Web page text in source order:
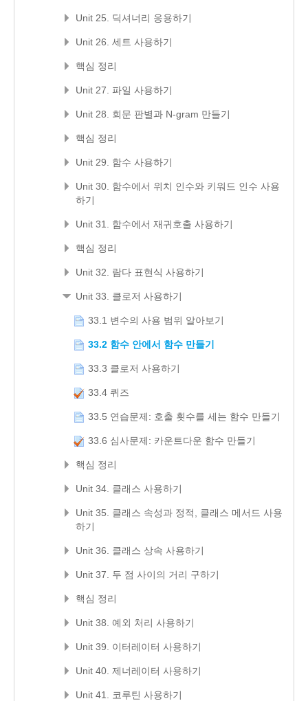
Unit 25. 딕셔너리 응용하기
Unit 26. 세트 사용하기
핵심 정리
Unit 27. 파일 사용하기
Unit 28. 회문 판별과 N-gram 만들기
핵심 정리
Unit 29. 함수 사용하기
Unit 30. 함수에서 위치 인수와 키워드 인수 사용
하기
Unit 31. 함수에서 재귀호출 사용하기
핵심 정리
Unit 32. 람다 표현식 사용하기
Unit 33. 클로저 사용하기
33.1 변수의 사용 범위 알아보기
33.2 함수 안에서 함수 만들기
33.3 클로저 사용하기
33.4 퀴즈
33.5 연습문제: 호출 횟수를 세는 함수 만들기
33.6 심사문제: 카운트다운 함수 만들기
핵심 정리
Unit 34. 클래스 사용하기
Unit 35. 클래스 속성과 정적, 클래스 메서드 사용
하기
Unit 36. 클래스 상속 사용하기
Unit 37. 두 점 사이의 거리 구하기
핵심 정리
Unit 38. 예외 처리 사용하기
Unit 39. 이터레이터 사용하기
Unit 40. 제너레이터 사용하기
Unit 41. 코루틴 사용하기